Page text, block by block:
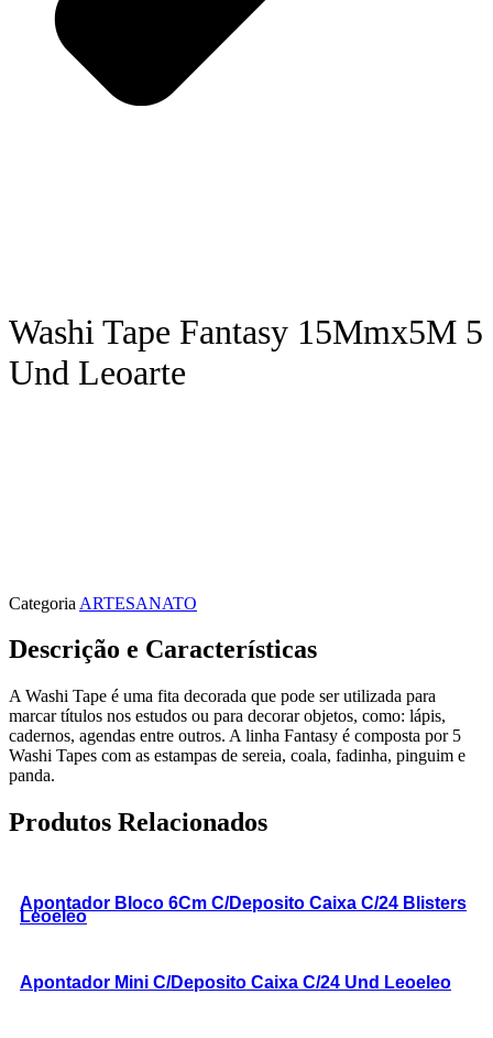
Washi Tape Fantasy 15Mmx5M 5
Und Leoarte
Categoria ARTESANATO
Descrição e Características
A Washi Tape é uma fita decorada que pode ser utilizada para
marcar títulos nos estudos ou para decorar objetos, como: lápis,
cadernos, agendas entre outros. A linha Fantasy é composta por 5
Washi Tapes com as estampas de sereia, coala, fadinha, pinguim e
panda.
Produtos Relacionados
Apontador Bloco 6Cm C/Deposito Caixa C/24 Blisters
Leoeleo
Apontador Mini C/Deposito Caixa C/24 Und Leoeleo